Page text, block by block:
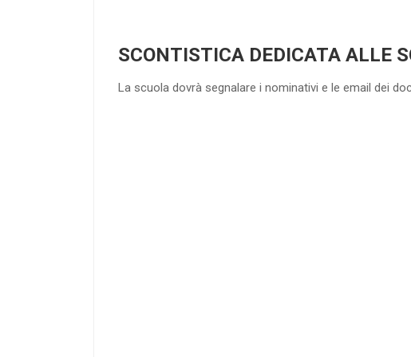
SCONTISTICA DEDICATA ALLE
La scuola dovrà segnalare i nominativi e le email dei